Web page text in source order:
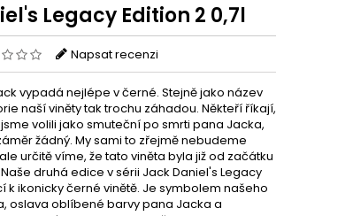
Legacy Edition 2 0,7l
Napsat recenzi
vypadá nejlépe v černé. Stejně jako název
naší viněty tak trochu záhadou. Někteří říkají,
volili jako smuteční po smrti pana Jacka,
žádný. My sami to zřejmě nebudeme
určitě víme, že tato viněta byla již od začátku
druhá edice v sérii Jack Daniel's Legacy
k ikonicky černé vinětě. Je symbolem našeho
oslava oblíbené barvy pana Jacka a